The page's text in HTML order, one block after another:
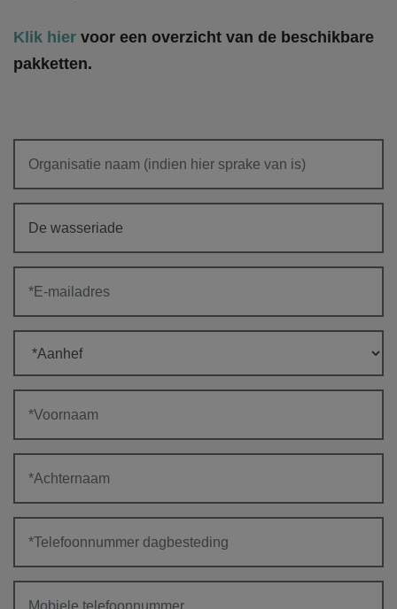
Klik hier voor een overzicht van de beschikbare
pakketten.